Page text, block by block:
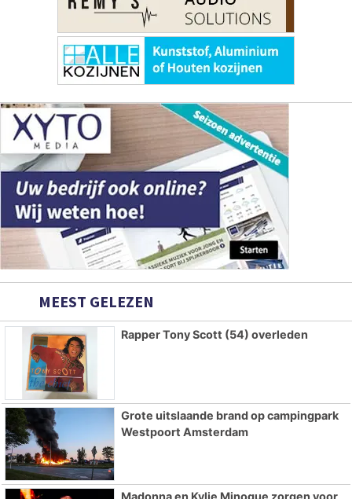
MEEST GELEZEN
Rapper Tony Scott (54) overleden
Grote uitslaande brand op campingpark
Westpoort Amsterdam
Madonna en Kylie Minogue zorgen voor